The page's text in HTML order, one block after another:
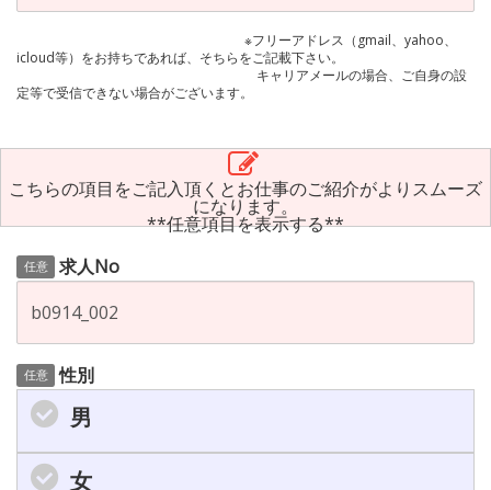
※フリーアドレス（gmail、yahoo、
icloud等）をお持ちであれば、そちらをご記載下さい。
キャリアメールの場合、ご自身の設
定等で受信できない場合がございます。
こちらの項目をご記入頂くとお仕事のご紹介がよりスムーズ
になります。
**任意項目を表示する**
任意 求人No
任意 性別
男
女